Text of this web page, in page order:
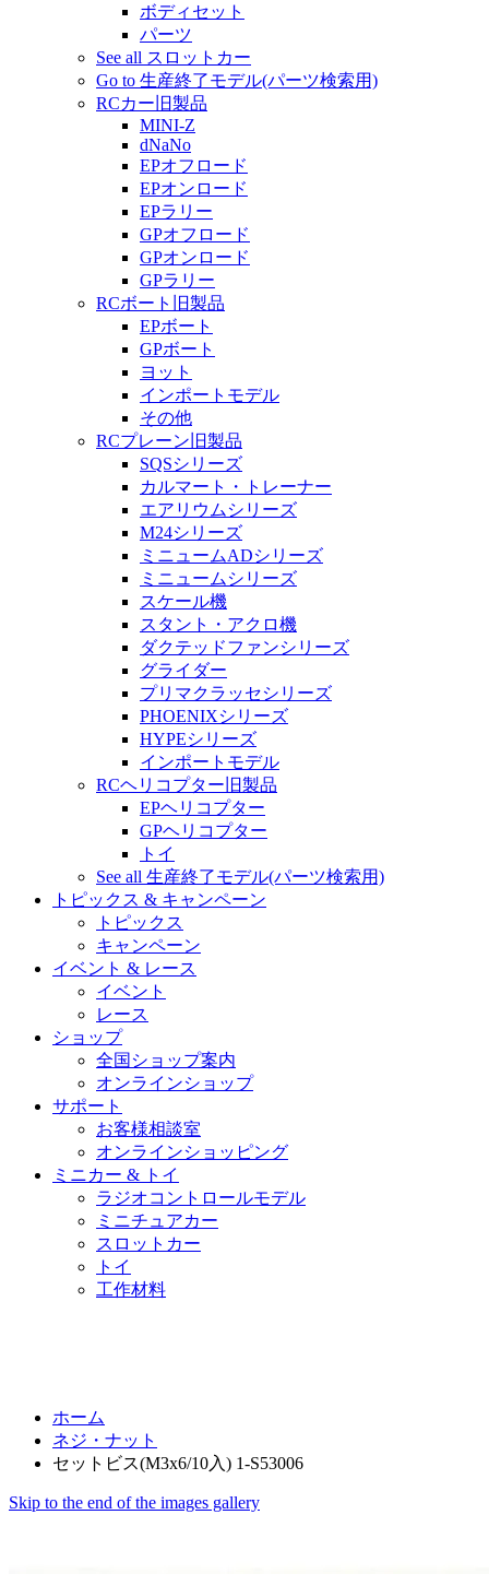
ボディセット
パーツ
See all スロットカー
Go to 生産終了モデル(パーツ検索用)
RCカー旧製品
MINI-Z
dNaNo
EPオフロード
EPオンロード
EPラリー
GPオフロード
GPオンロード
GPラリー
RCボート旧製品
EPボート
GPボート
ヨット
インポートモデル
その他
RCプレーン旧製品
SQSシリーズ
カルマート・トレーナー
エアリウムシリーズ
M24シリーズ
ミニュームADシリーズ
ミニュームシリーズ
スケール機
スタント・アクロ機
ダクテッドファンシリーズ
グライダー
プリマクラッセシリーズ
PHOENIXシリーズ
HYPEシリーズ
インポートモデル
RCヘリコプター旧製品
EPヘリコプター
GPヘリコプター
トイ
See all 生産終了モデル(パーツ検索用)
トピックス & キャンペーン
トピックス
キャンペーン
イベント & レース
イベント
レース
ショップ
全国ショップ案内
オンラインショップ
サポート
お客様相談室
オンラインショッピング
ミニカー & トイ
ラジオコントロールモデル
ミニチュアカー
スロットカー
トイ
工作材料
ホーム
ネジ・ナット
セットビス(M3x6/10入) 1-S53006
Skip to the end of the images gallery